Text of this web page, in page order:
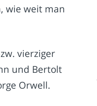
wie weit man
vierziger
und Bertolt
Orwell.